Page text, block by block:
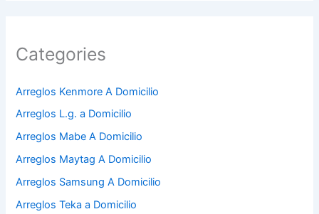
Categories
Arreglos Kenmore A Domicilio
Arreglos L.g. a Domicilio
Arreglos Mabe A Domicilio
Arreglos Maytag A Domicilio
Arreglos Samsung A Domicilio
Arreglos Teka a Domicilio